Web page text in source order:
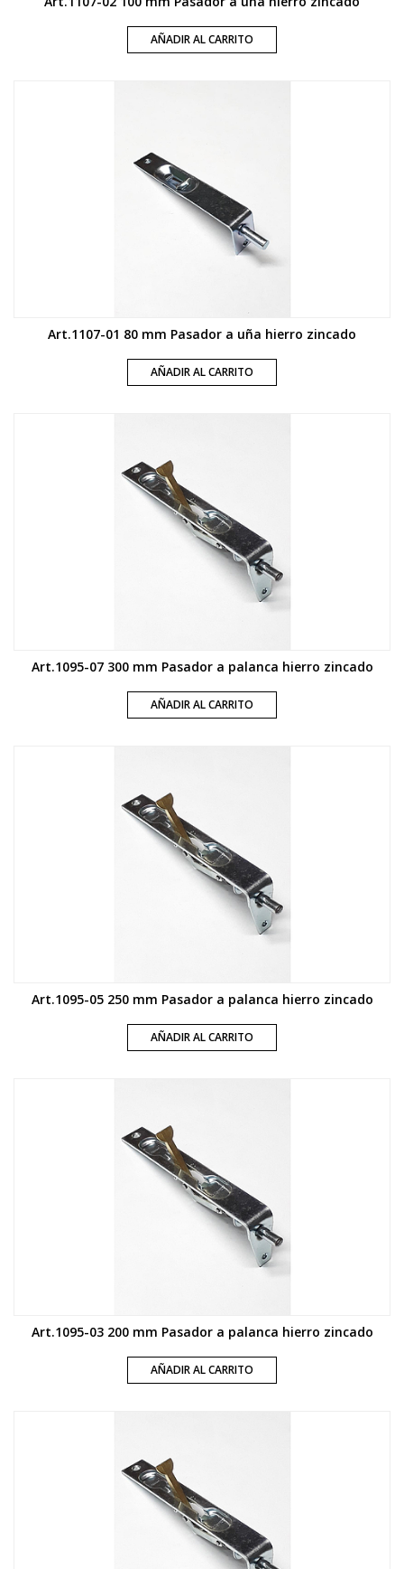
AÑADIR AL CARRITO
Art.1107-01 80 mm Pasador a uña hierro zincado
AÑADIR AL CARRITO
Art.1095-07 300 mm Pasador a palanca hierro zincado
AÑADIR AL CARRITO
Art.1095-05 250 mm Pasador a palanca hierro zincado
AÑADIR AL CARRITO
Art.1095-03 200 mm Pasador a palanca hierro zincado
AÑADIR AL CARRITO